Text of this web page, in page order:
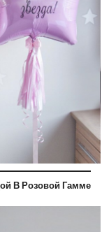
В Розовой Гамме